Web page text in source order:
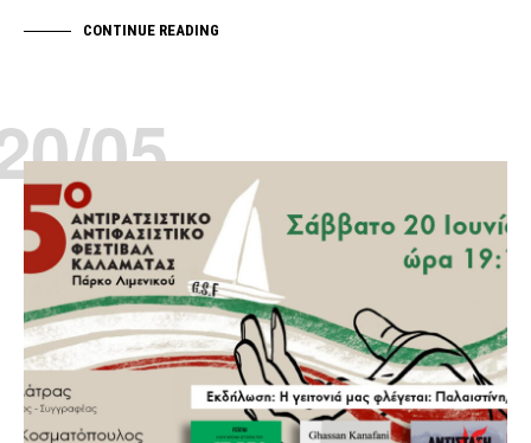
CONTINUE READING
05